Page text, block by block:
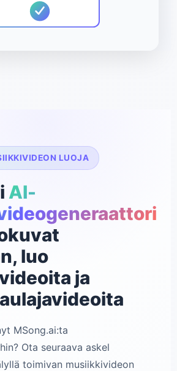
LUOJA
AI-
luo
ja
MSong.ai:ta
Ota seuraava askel
toimivan musiikkivideon